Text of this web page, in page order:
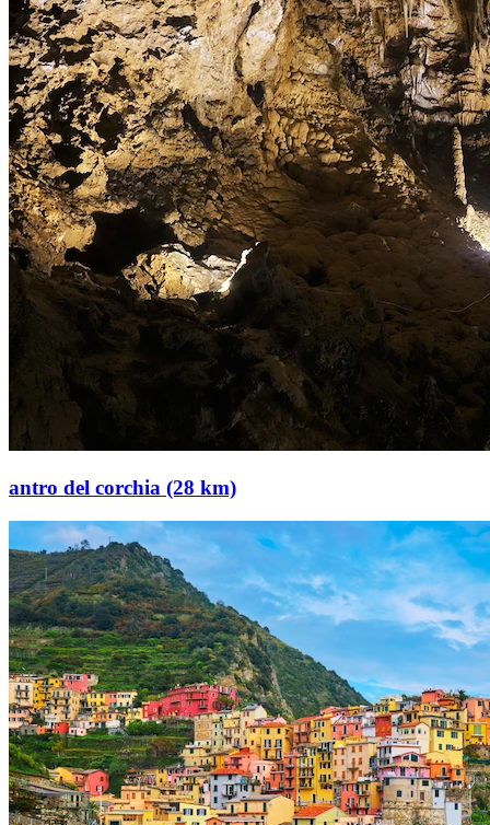
antro del corchia (28 km)